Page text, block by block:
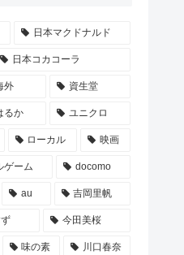
日本マクドナルド
日本コカコーラ
外 資生堂
るか ユニクロ
ローカル 映画
ゲーム docomo
au 吉岡里帆
今田美桜
味の素 川口春奈